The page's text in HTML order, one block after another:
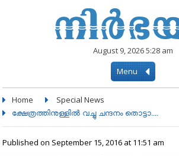
August 9, 2026 5:28 am
Menu
Home Special News
ക്ഷേത്രത്തിനുള്ളില്‍ വച്ചു ചന്ദനം തൊട്ടാ....
Published on September 15, 2016 at 11:51 am